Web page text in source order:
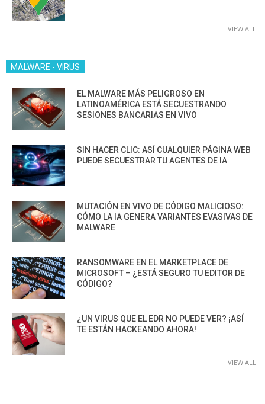
VIEW ALL
MALWARE - VIRUS
EL MALWARE MÁS PELIGROSO EN
LATINOAMÉRICA ESTÁ SECUESTRANDO
SESIONES BANCARIAS EN VIVO
SIN HACER CLIC: ASÍ CUALQUIER PÁGINA WEB
PUEDE SECUESTRAR TU AGENTES DE IA
MUTACIÓN EN VIVO DE CÓDIGO MALICIOSO:
CÓMO LA IA GENERA VARIANTES EVASIVAS DE
MALWARE
RANSOMWARE EN EL MARKETPLACE DE
MICROSOFT – ¿ESTÁ SEGURO TU EDITOR DE
CÓDIGO?
¿UN VIRUS QUE EL EDR NO PUEDE VER? ¡ASÍ
TE ESTÁN HACKEANDO AHORA!
VIEW ALL